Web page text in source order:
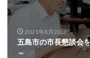
2021年8月20日
五島市の市長懇談会
～